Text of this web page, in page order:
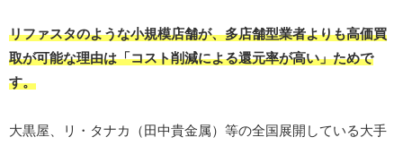
リファスタのような小規模店舗が、多店舗型業者よりも高価買
取が可能な理由は「コスト削減による還元率が高い」ためで
す。
大黒屋、リ・タナカ（田中貴金属）等の全国展開している大手